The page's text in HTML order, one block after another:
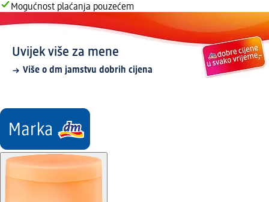
Mogućnost plaćanja pouzećem
Uvijek više za mene
Više o dm jamstvu dobrih cijena